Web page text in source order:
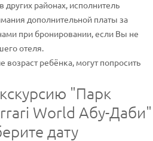
районах, исполнитель
дополнительной платы за
при бронировании, если Вы не
отеля.
ребёнка, могут попросить
"Парк
World Абу-Даби"
дату